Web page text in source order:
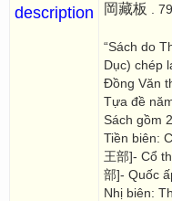
description
岡藏板
.
“Sách do
Dục) chép
Đồng Văn
Tựa đề
Sách gồm
Tiền biên:
王部]- Cổ
部]- Quốc
Nhị biên: